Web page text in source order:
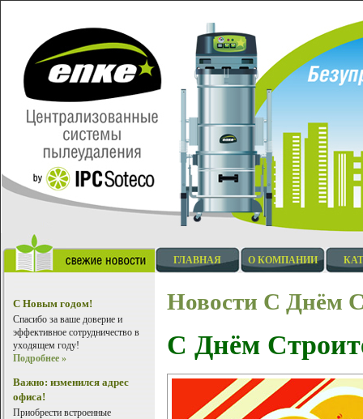
С Новым годом!
Спасибо за ваше доверие и
эффективное сотрудничество в
уходящем году!
Подробнее »
Важно: изменился адрес
офиса!
Приобрести встроенные
ГЛАВНАЯ О КОМПАНИИ
Новости С Днём
С Днём